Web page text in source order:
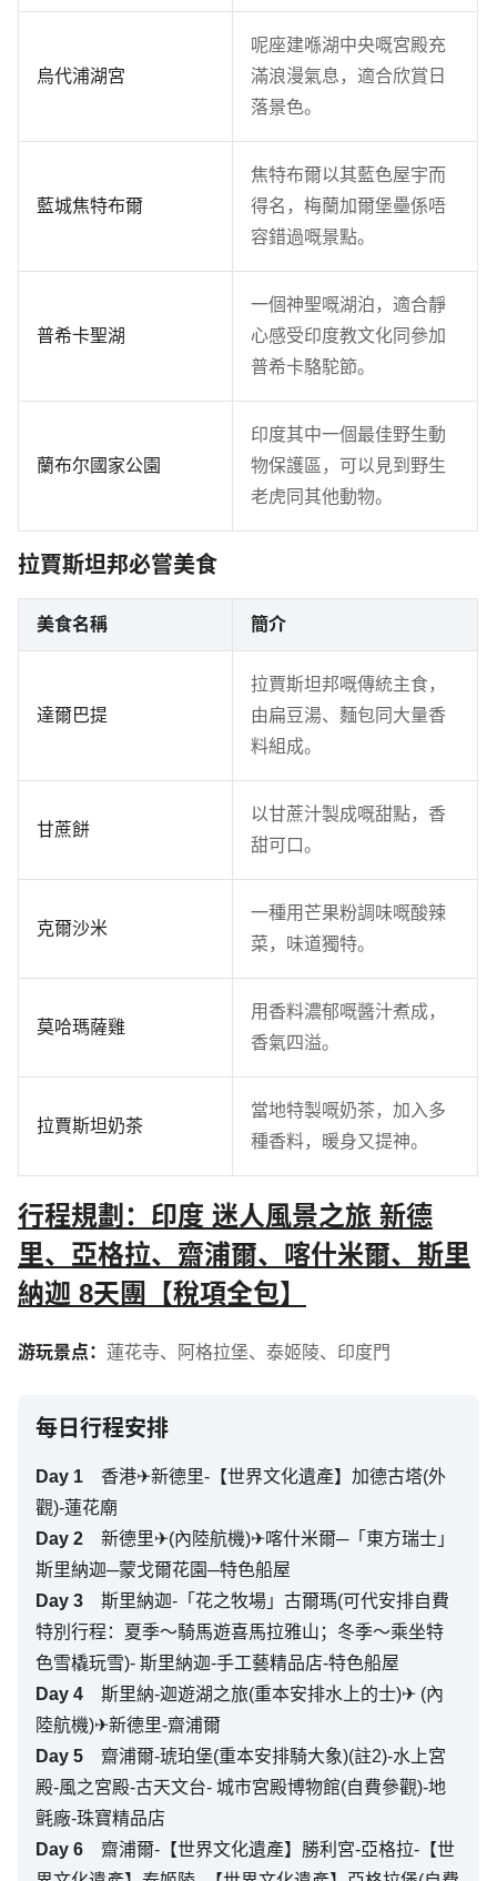
烏代浦湖宮
呢座建喺湖中央嘅宮殿充
滿浪漫氣息，適合欣賞日
落景色。
藍城焦特布爾
焦特布爾以其藍色屋宇而
得名，梅蘭加爾堡壘係唔
容錯過嘅景點。
普希卡聖湖
一個神聖嘅湖泊，適合靜
心感受印度教文化同參加
普希卡駱駝節。
蘭布尔國家公園
印度其中一個最佳野生動
物保護區，可以見到野生
老虎同其他動物。
拉賈斯坦邦必嘗美食
美食名稱 簡介
達爾巴提
拉賈斯坦邦嘅傳統主食，
由扁豆湯、麵包同大量香
料組成。
甘蔗餅
以甘蔗汁製成嘅甜點，香
甜可口。
克爾沙米
一種用芒果粉調味嘅酸辣
菜，味道獨特。
莫哈瑪薩雞
用香料濃郁嘅醬汁煮成，
香氣四溢。
拉賈斯坦奶茶
當地特製嘅奶茶，加入多
種香料，暖身又提神。
行程規劃：印度 迷人風景之旅 新德
里、亞格拉、齋浦爾、喀什米爾、斯里
納迦 8天團【稅項全包】
游玩景点： 蓮花寺、 阿格拉堡、 泰姬陵、 印度門
每日行程安排
Day 1
香港✈新德里-【世界文化遺產】加德古塔(外
觀)-蓮花廟
Day 2
新德里✈(內陸航機)✈喀什米爾─「東方瑞士」
斯里納迦─蒙戈爾花園─特色船屋
Day 3
斯里納迦-「花之牧場」古爾瑪(可代安排自費
特別行程：夏季～騎馬遊喜馬拉雅山；冬季～乘坐特
色雪橇玩雪)- 斯里納迦-手工藝精品店-特色船屋
Day 4
斯里納-迦遊湖之旅(重本安排水上的士)✈ (內
陸航機)✈新德里-齋浦爾
Day 5
齋浦爾-琥珀堡(重本安排騎大象)(註2)-水上宮
殿-風之宮殿-古天文台- 城市宮殿博物館(自費參觀)-地
氈廠-珠寶精品店
Day 6
齋浦爾-【世界文化遺產】勝利宮-亞格拉-【世